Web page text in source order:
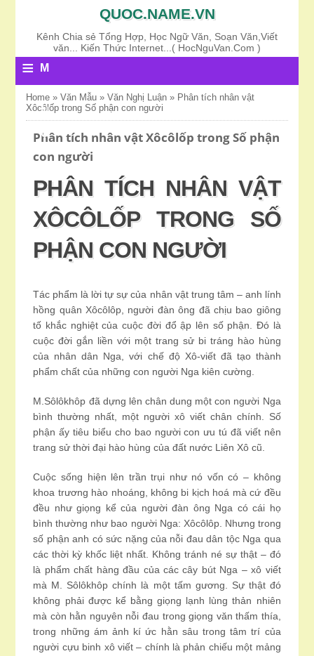
QUOC.NAME.VN
Kênh Chia sẻ Tổng Hợp, Học Ngữ Văn, Soạn Văn,Viết
văn... Kiến Thức Internet...( HocNguVan.Com )
≡
M
N
U
Home »Văn Mẫu »Văn Nghị Luận » Phân tích nhân vật
Xôcôlốp trong Số phận con người
Phân tích nhân vật Xôcôlốp trong Số phận
con người
PHÂN TÍCH NHÂN VẬT
XÔCÔLỐP TRONG SỐ
PHẬN CON NGƯỜI
Tác phẩm là lời tự sự của nhân vật trung tâm – anh lính
hồng quân Xôcôlôp, người đàn ông đã chịu bao giông
tố khắc nghiệt của cuộc đời đổ ập lên số phận. Đó là
cuộc đời gắn liền với một trang sử bi tráng hào hùng
của nhân dân Nga, với chế độ Xô-viết đã tạo thành
phẩm chất của những con người Nga kiên cường.
M.Sôlôkhôp đã dựng lên chân dung một con người Nga
bình thường nhất, một người xô viết chân chính. Số
phận ấy tiêu biểu cho bao người con ưu tú đã viết nên
trang sử thời đại hào hùng của đất nước Liên Xô cũ.
Cuộc sống hiện lên trần trụi như nó vốn có – không
khoa trương hào nhoáng, không bi kịch hoá mà cứ đều
đều như giọng kể của người đàn ông Nga có cái họ
bình thường như bao người Nga: Xôcôlôp. Nhưng trong
số phận anh có sức nặng của nỗi đau dân tộc Nga qua
các thời kỳ khốc liệt nhất. Không tránh né sự thật – đó
là phẩm chất hàng đầu của các cây bút Nga – xô viết
mà M. Sôlôkhôp chính là một tấm gương. Sự thật đó
không phải được kể bằng giọng lạnh lùng thản nhiên
mà còn hằn nguyên nỗi đau trong giọng văn thấm thía,
trong những ám ảnh kí ức hằn sâu trong tâm trí của
người cựu binh xô viết – chính là phản chiếu một mảng